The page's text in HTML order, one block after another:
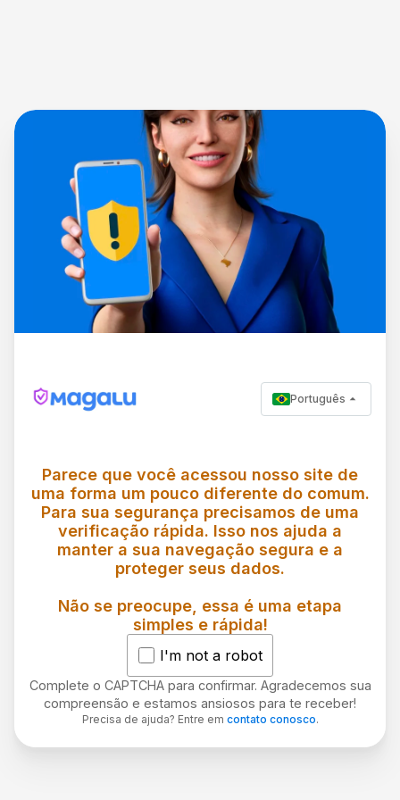
Português
Parece que você acessou nosso site de
uma forma um pouco diferente do comum.
Para sua segurança precisamos de uma
verificação rápida. Isso nos ajuda a
manter a sua navegação segura e a
proteger seus dados.
Não se preocupe, essa é uma etapa
simples e rápida!
I'm not a robot
Complete o CAPTCHA para confirmar. Agradecemos sua
compreensão e estamos ansiosos para te receber!
Precisa de ajuda? Entre em contato conosco.